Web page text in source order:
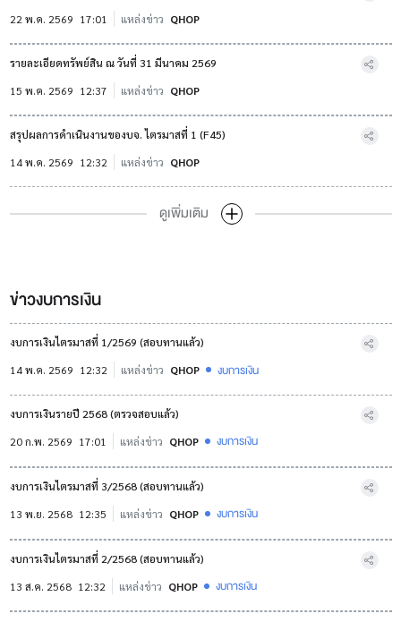
22 พ.ค. 2569 17:01 แหล่งข่าว QHOP
รายละเอียดทรัพย์สิน ณ วันที่ 31 มีนาคม 2569
15 พ.ค. 2569 12:37 แหล่งข่าว QHOP
สรุปผลการดำเนินงานของบจ. ไตรมาสที่ 1 (F45)
14 พ.ค. 2569 12:32 แหล่งข่าว QHOP
ดูเพิ่มเติม
ข่าวงบการเงิน
งบการเงินไตรมาสที่ 1/2569 (สอบทานแล้ว)
14 พ.ค. 2569 12:32 แหล่งข่าว QHOP งบการเงิน
งบการเงินรายปี 2568 (ตรวจสอบแล้ว)
20 ก.พ. 2569 17:01 แหล่งข่าว QHOP งบการเงิน
งบการเงินไตรมาสที่ 3/2568 (สอบทานแล้ว)
13 พ.ย. 2568 12:35 แหล่งข่าว QHOP งบการเงิน
งบการเงินไตรมาสที่ 2/2568 (สอบทานแล้ว)
13 ส.ค. 2568 12:32 แหล่งข่าว QHOP งบการเงิน